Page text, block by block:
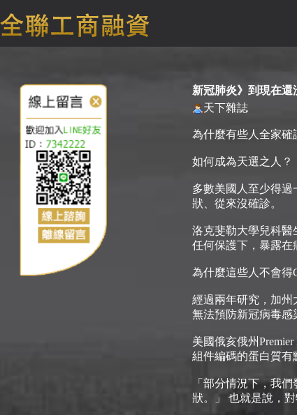
新冠肺炎》到現在還
天下雜誌
為什麼有些人全家確
如何成為天選之人？
多數美國人至少得
狀、從來沒確診。
洛克斐勒大學兒科醫
任何保護下，暴露在
為什麼這些人不會得
經過兩年研究，加州
無法預防新冠病毒感
美國俄亥俄州
組件編碼的蛋白質有
「部分情況下，我
狀。」 也就是說，